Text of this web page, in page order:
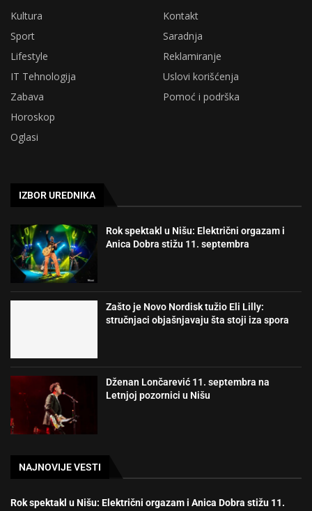
Kultura
Kontakt
Sport
Saradnja
Lifestyle
Reklamiranje
IT Tehnologija
Uslovi korišćenja
Zabava
Pomoć i podrška
Horoskop
Oglasi
IZBOR UREDNIKA
Rok spektakl u Nišu: Električni orgazam i
Anica Dobra stižu 11. septembra
Zašto je Novo Nordisk tužio Eli Lilly:
stručnjaci objašnjavaju šta stoji iza spora
Dženan Lončarević 11. septembra na
Letnjoj pozornici u Nišu
NAJNOVIJE VESTI
Rok spektakl u Nišu: Električni orgazam i Anica Dobra stižu 11.